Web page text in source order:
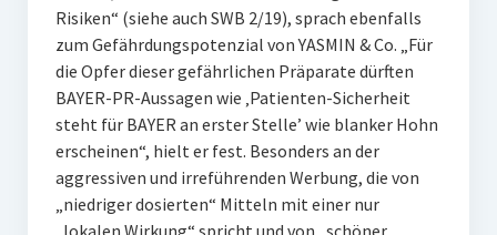
Risiken“ (siehe auch SWB 2/19), sprach ebenfalls
zum Gefährdungspotenzial von YASMIN & Co. „Für
die Opfer dieser gefährlichen Präparate dürften
BAYER-PR-Aussagen wie ‚Patienten-Sicherheit
steht für BAYER an erster Stelle’ wie blanker Hohn
erscheinen“, hielt er fest. Besonders an der
aggressiven und irreführenden Werbung, die von
„niedriger dosierten“ Mitteln mit einer nur
„lokalen Wirkung“ spricht und von „schöner